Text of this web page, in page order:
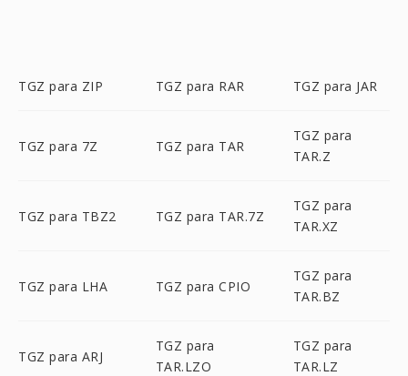
TGZ para ZIP TGZ para RAR TGZ para JAR
TGZ para 7Z TGZ para TAR
TGZ para
TAR.Z
TGZ para TBZ2 TGZ para TAR.7Z
TGZ para
TAR.XZ
TGZ para LHA TGZ para CPIO
TGZ para
TAR.BZ
TGZ para ARJ
TGZ para
TAR.LZO
TGZ para
TAR.LZ